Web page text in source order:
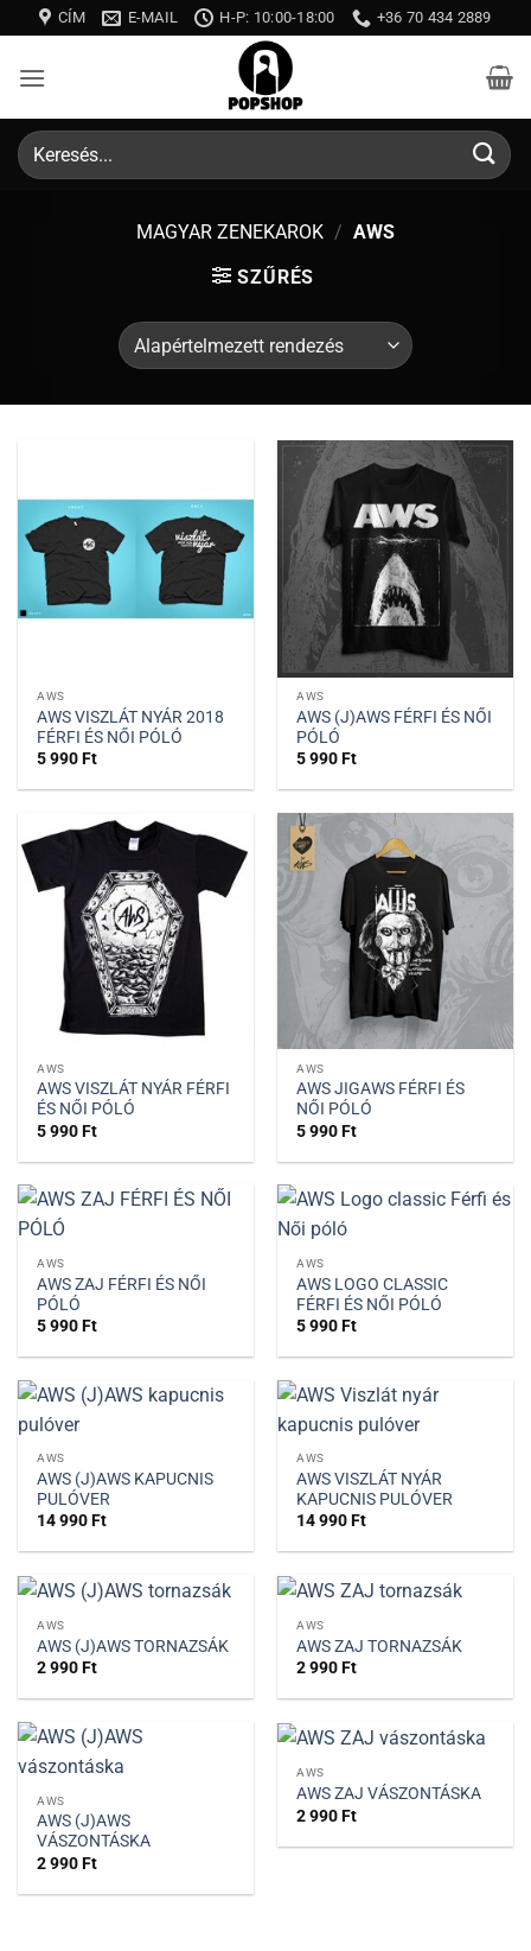
to
content
CÍM E-MAIL H-P: 10:00-18:00 +36 70 434 2889
Keresés
a
MAGYAR ZENEKAROK / AWS
SZŰRÉS
AWS
AWS VISZLÁT NYÁR 2018
FÉRFI ÉS NŐI PÓLÓ
5 990Ft
AWS
AWS (J)AWS FÉRFI ÉS NŐI
PÓLÓ
5 990Ft
AWS
AWS VISZLÁT NYÁR FÉRFI
ÉS NŐI PÓLÓ
5 990Ft
AWS
AWS JIGAWS FÉRFI ÉS
NŐI PÓLÓ
5 990Ft
AWS
AWS ZAJ FÉRFI ÉS NŐI
PÓLÓ
5 990Ft
AWS
AWS LOGO CLASSIC
FÉRFI ÉS NŐI PÓLÓ
5 990Ft
AWS
AWS (J)AWS KAPUCNIS
PULÓVER
14 990Ft
AWS
AWS VISZLÁT NYÁR
KAPUCNIS PULÓVER
14 990Ft
AWS
AWS (J)AWS TORNAZSÁK
2 990Ft
AWS
AWS ZAJ TORNAZSÁK
2 990Ft
AWS
AWS (J)AWS
VÁSZONTÁSKA
2 990Ft
AWS
AWS ZAJ VÁSZONTÁSKA
2 990Ft